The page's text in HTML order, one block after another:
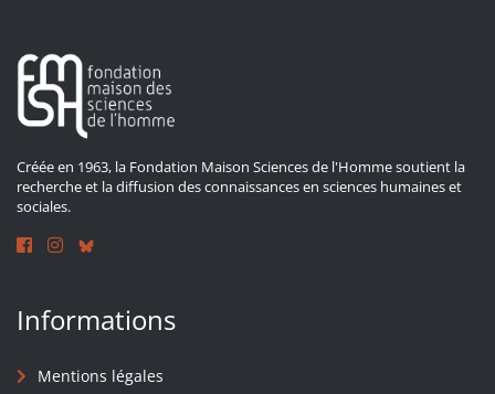
Créée en 1963, la Fondation Maison Sciences de l'Homme soutient la
recherche et la diffusion des connaissances en sciences humaines et
sociales.
Informations
Mentions légales